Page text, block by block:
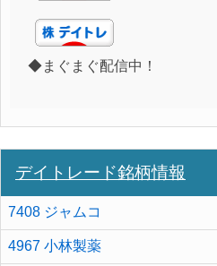
◆まぐまぐ配信中！
デイトレード銘柄情報
7408 ジャムコ
4967 小林製薬